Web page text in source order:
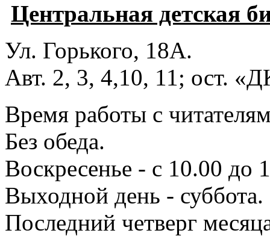
Центральная детская
Ул. Горького, 18А.
Авт. 2, 3, 4,10, 11; ост.
Время работы с
Без обеда.
Воскресенье - с 10.00 до
Выходной день - суббота.
Последний четверг